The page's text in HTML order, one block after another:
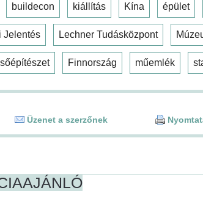
buildecon kiállítás Kína épület
Jelentés Lechner Tudásközpont
Finnország műemlék
Üzenet a szerzőnek